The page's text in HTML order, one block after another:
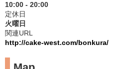
10:00 - 20:00
定休日
火曜日
関連URL
http://cake-west.com/bonkura/